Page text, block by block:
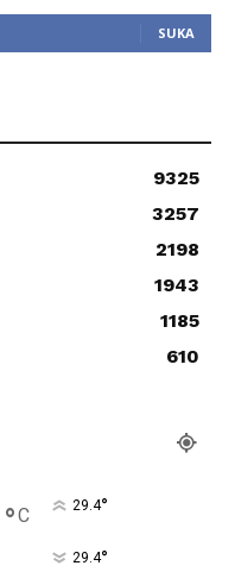
SUKA
9325
3257
2198
1943
1185
610
°C 29.4°
29.4°